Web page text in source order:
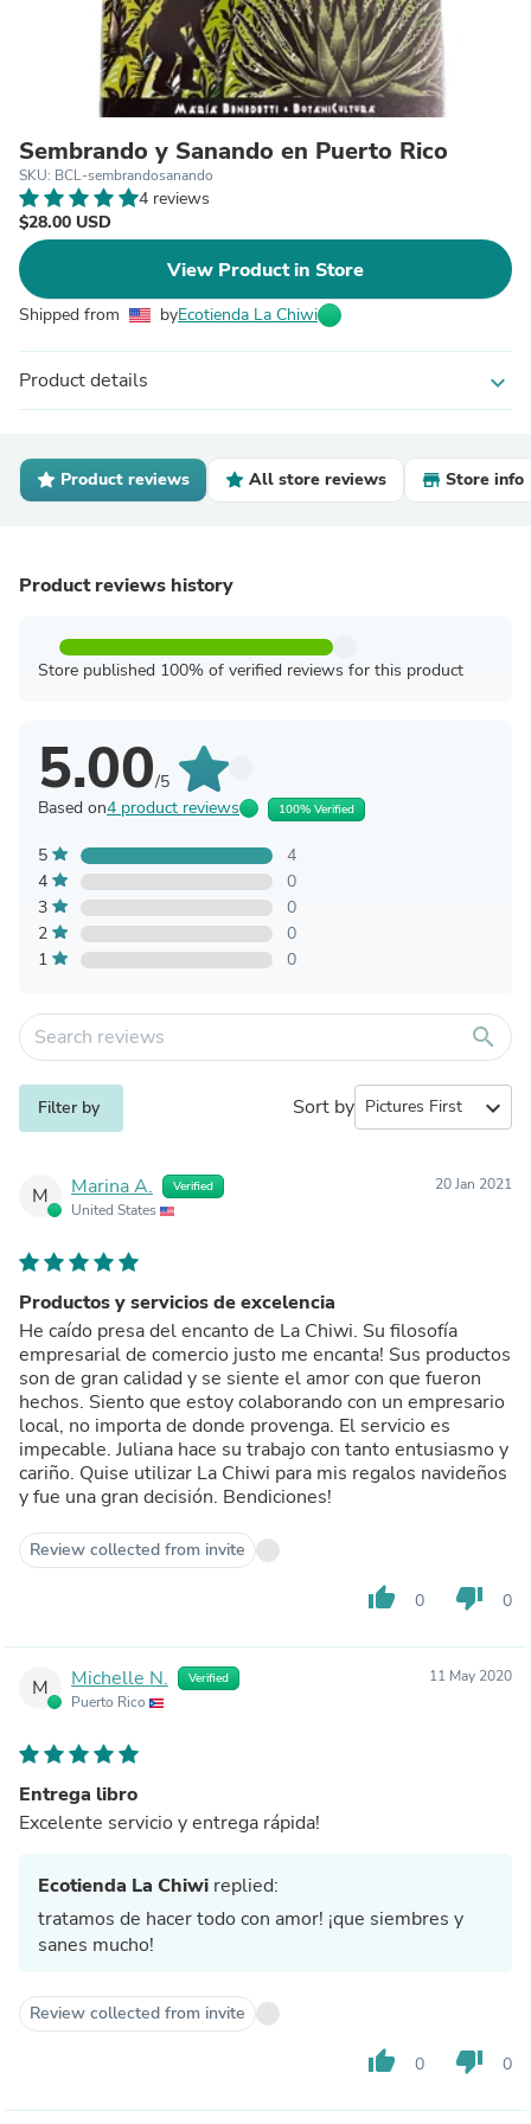
Sembrando y Sanando en Puerto Rico
SKU: BCL-sembrandosanando
4 reviews
$28.00 USD
View Product in Store
Shipped from byEcotienda La Chiwi
Product details expand_more
Product reviews All store reviews Store info
Product reviews history
Store published 100% of verified reviews for this product
5.00/5
Based on4 product reviews 100% Verified
5
4
4
0
3
0
2
0
1
0
search
Filter by Sort by expand_more
M Marina A. Verified
United States
20 Jan 2021
Productos y servicios de excelencia
He caído presa del encanto de La Chiwi. Su filosofía
empresarial de comercio justo me encanta! Sus productos
son de gran calidad y se siente el amor con que fueron
hechos. Siento que estoy colaborando con un empresario
local, no importa de donde provenga. El servicio es
impecable. Juliana hace su trabajo con tanto entusiasmo y
cariño. Quise utilizar La Chiwi para mis regalos navideños
y fue una gran decisión. Bendiciones!
Review collected from invite
thumb_up 0 thumb_down 0
M Michelle N. Verified
Puerto Rico
11 May 2020
Entrega libro
Excelente servicio y entrega rápida!
Ecotienda La Chiwi replied:
tratamos de hacer todo con amor! ¡que siembres y
sanes mucho!
Review collected from invite
thumb_up 0 thumb_down 0